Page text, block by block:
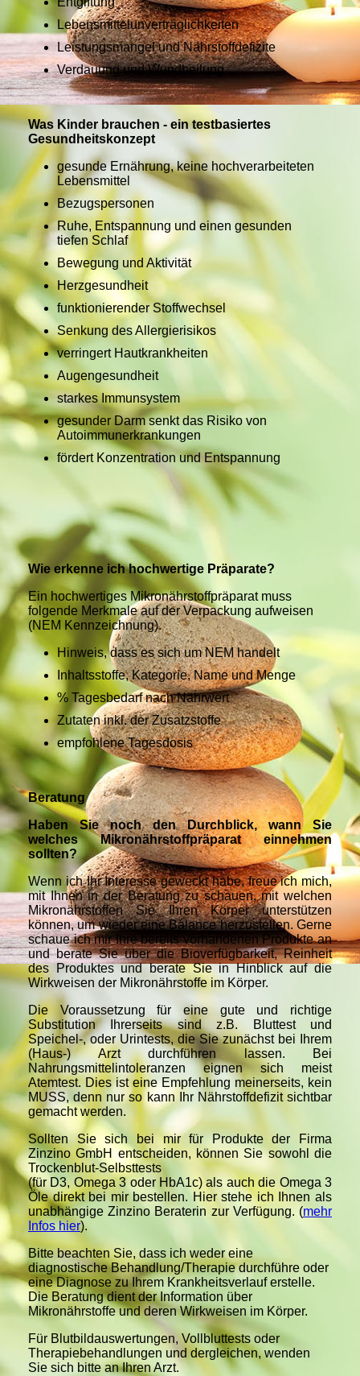
Lebensmittelunverträglichkeiten
Leistungsmangel und Nährstoffdefizite
Verdauung und Wundheilung
Was Kinder brauchen - ein testbasiertes
Gesundheitskonzept
gesunde Ernährung, keine hochverarbeiteten
Lebensmittel
Bezugspersonen
Ruhe, Entspannung und einen gesunden
tiefen Schlaf
Bewegung und Aktivität
Herzgesundheit
funktionierender Stoffwechsel
Senkung des Allergierisikos
verringert Hautkrankheiten
Augengesundheit
starkes Immunsystem
gesunder Darm senkt das Risiko von
Autoimmunerkrankungen
fördert Konzentration und Entspannung
Wie erkenne ich hochwertige Präparate?
Ein hochwertiges Mikronährstoffpräparat muss
folgende Merkmale auf der Verpackung aufweisen
(NEM Kennzeichnung).
Hinweis, dass es sich um NEM handelt
Inhaltsstoffe, Kategorie, Name und Menge
% Tagesbedarf nach Nährwert
Zutaten inkl. der Zusatzstoffe
empfohlene Tagesdosis
Beratung
Haben Sie noch den Durchblick, wann Sie
welches Mikronährstoffpräparat einnehmen
sollten?
Wenn ich Ihr Interesse geweckt habe, freue ich mich,
mit Ihnen in der Beratung zu schauen, mit welchen
Mikronährstoffen Sie Ihren Körper unterstützen
können, um wieder eine Balance herzustellen. Gerne
schaue ich mir Ihre bereits vorhandenen Produkte an
und berate Sie über die Bioverfügbarkeit, Reinheit
des Produktes und berate Sie in Hinblick auf die
Wirkweisen der Mikronährstoffe im Körper.
Die Voraussetzung für eine gute und richtige
Substitution Ihrerseits sind z.B. Bluttest und
Speichel-, oder Urintests, die Sie zunächst bei Ihrem
(Haus-) Arzt durchführen lassen. Bei
Nahrungsmittelintoleranzen eignen sich meist
Atemtest. Dies ist eine Empfehlung meinerseits, kein
MUSS, denn nur so kann Ihr Nährstoffdefizit sichtbar
gemacht werden.
Sollten Sie sich bei mir für Produkte der Firma
Zinzino GmbH entscheiden, können Sie sowohl die
Trockenblut-Selbsttests
(für D3, Omega 3 oder HbA1c) als auch die Omega 3
Öle direkt bei mir bestellen. Hier stehe ich Ihnen als
unabhängige Zinzino Beraterin zur Verfügung. (mehr
Infos hier).
Bitte beachten Sie, dass ich weder eine
diagnostische Behandlung/Therapie durchführe oder
eine Diagnose zu Ihrem Krankheitsverlauf erstelle.
Die Beratung dient der Information über
Mikronährstoffe und deren Wirkweisen im Körper.
Für Blutbildauswertungen, Vollbluttests oder
Therapiebehandlungen und dergleichen, wenden
Sie sich bitte an Ihren Arzt.